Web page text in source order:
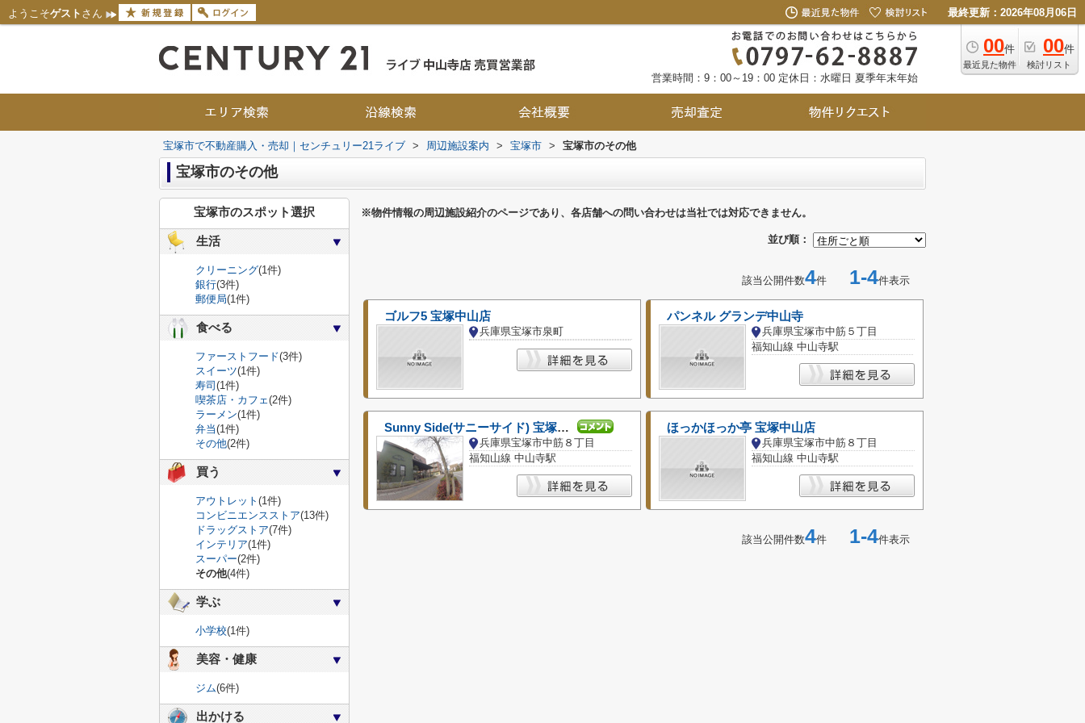
ようこそゲスト さん 最終更新：2026年08月06日
00件
最近見た物件
00件
検討リスト
営業時間：9：00～19：00 定休日：水曜日 夏季年末年始
宝塚市で不動産購入・売却｜センチュリー21ライブ > 周辺施設案内 > 宝塚市 > 宝塚市のその他
宝塚市のその他
※物件情報の周辺施設紹介のページであり、各店舗への問い合わせは当社では対応できません。
並び順：
該当公開件数4件 1-4件表示
ゴルフ5 宝塚中山店
兵庫県宝塚市泉町
パンネル グランデ中山寺
兵庫県宝塚市中筋５丁目
福知山線 中山寺駅
Sunny Side(サニーサイド) 宝塚中山寺店
兵庫県宝塚市中筋８丁目
福知山線 中山寺駅
ほっかほっか亭 宝塚中山店
兵庫県宝塚市中筋８丁目
福知山線 中山寺駅
該当公開件数4件 1-4件表示
宝塚市のスポット選択
生活
クリーニング(1件)
銀行(3件)
郵便局(1件)
食べる
ファーストフード(3件)
スイーツ(1件)
寿司 (1件)
喫茶店・カフェ(2件)
ラーメン(1件)
弁当(1件)
その他(2件)
買う
アウトレット (1件)
コンビニエンスストア(13件)
ドラッグストア(7件)
インテリア(1件)
スーパー(2件)
その他(4件)
学ぶ
小学校(1件)
美容・健康
ジム(6件)
出かける